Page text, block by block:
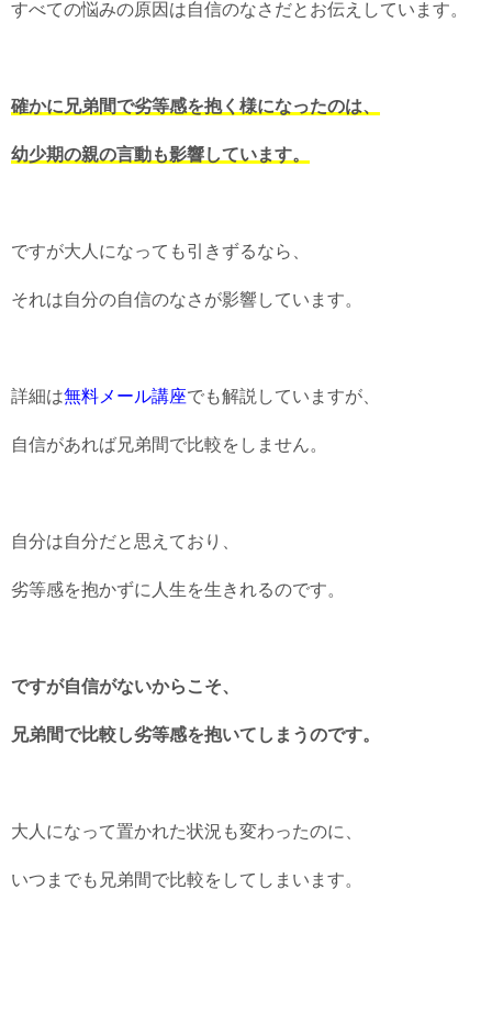
すべての悩みの原因は自信のなさだとお伝えしています。
確かに兄弟間で劣等感を抱く様になったのは、
幼少期の親の言動も影響しています。
ですが大人になっても引きずるなら、
それは自分の自信のなさが影響しています。
詳細は無料メール講座でも解説していますが、
自信があれば兄弟間で比較をしません。
自分は自分だと思えており、
劣等感を抱かずに人生を生きれるのです。
ですが自信がないからこそ、
兄弟間で比較し劣等感を抱いてしまうのです。
大人になって置かれた状況も変わったのに、
いつまでも兄弟間で比較をしてしまいます。